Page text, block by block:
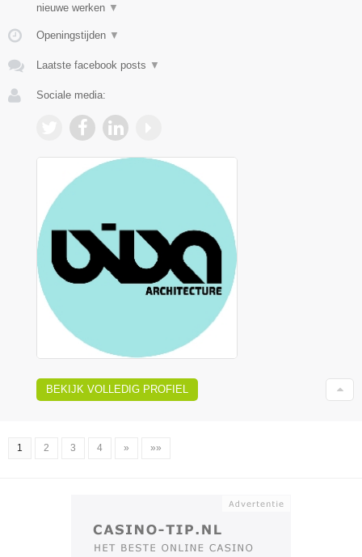
nieuwe werken ▼
Openingstijden ▼
Laatste facebook posts ▼
Sociale media:
BEKIJK VOLLEDIG PROFIEL
1 2 3 4 » »»